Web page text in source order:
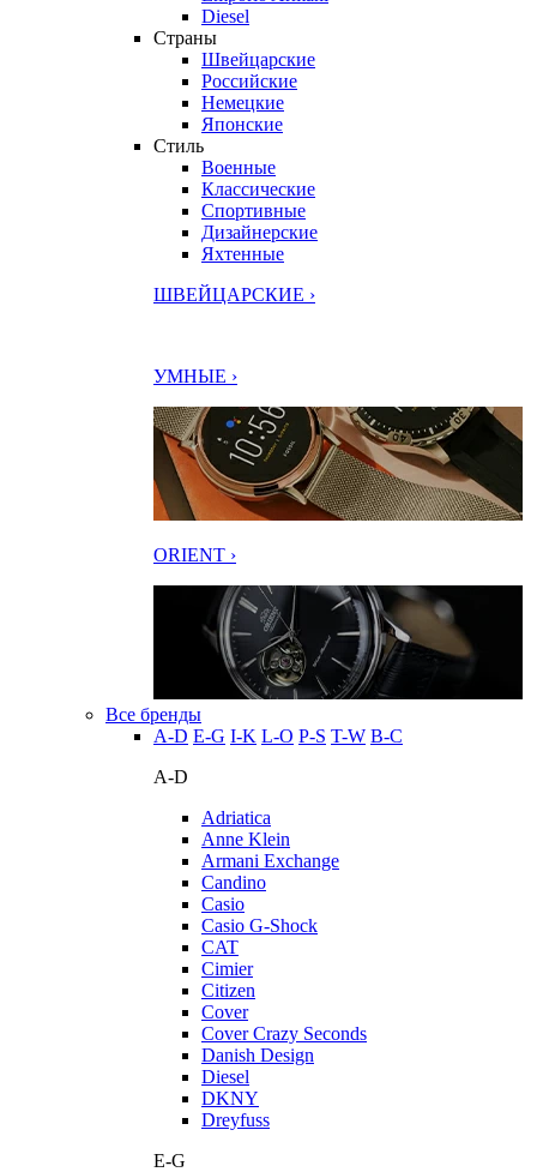
Diesel
Страны
Швейцарские
Российские
Немецкие
Японские
Стиль
Военные
Классические
Спортивные
Дизайнерские
Яхтенные
ШВЕЙЦАРСКИЕ ›
УМНЫЕ ›
ORIENT ›
Все бренды
A-D E-G I-K L-O P-S T-W В-С
A-D
Adriatica
Anne Klein
Armani Exchange
Candino
Casio
Casio G-Shock
CAT
Cimier
Citizen
Cover
Cover Crazy Seconds
Danish Design
Diesel
DKNY
Dreyfuss
E-G